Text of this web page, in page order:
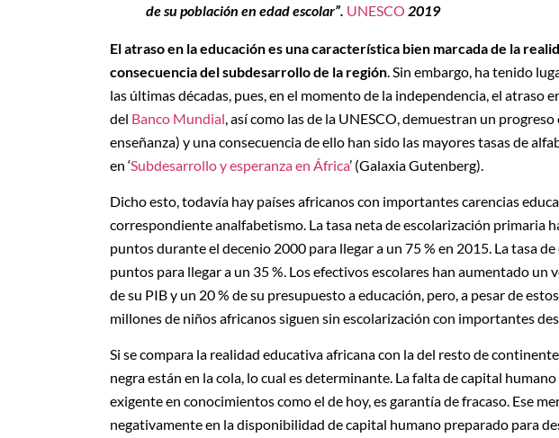
de su población en edad escolar”. UNESCO 2019
El atraso en la educación es una característica bien marcada de la
consecuencia del subdesarrollo de la región . Sin embargo, ha tenido
las últimas décadas, pues, en el momento de la independencia, el atraso
del Banco Mundial , así como las de la UNESCO, demuestran un
enseñanza) y una consecuencia de ello han sido las mayores tasas de
en ‘Subdesarrollo y esperanza en África’ (Galaxia Gutenberg).
Dicho esto, todavía hay países africanos con importantes carencias
correspondiente analfabetismo. La tasa neta de escolarización primaria
puntos durante el decenio 2000 para llegar a un 75 % en 2015. La tasa
puntos para llegar a un 35 %. Los efectivos escolares han aumentado un
de su PIB y un 20 % de su presupuesto a educación, pero, a pesar de
millones de niños africanos siguen sin escolarización con importantes
Si se compara la realidad educativa africana con la del resto de
negra están en la cola, lo cual es determinante. La falta de capital
exigente en conocimientos como el de hoy, es garantía de fracaso. Ese
negativamente en la disponibilidad de capital humano preparado para